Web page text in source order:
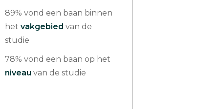
89% vond een baan binnen
het vakgebied van de
studie
78% vond een baan op het
niveau van de studie